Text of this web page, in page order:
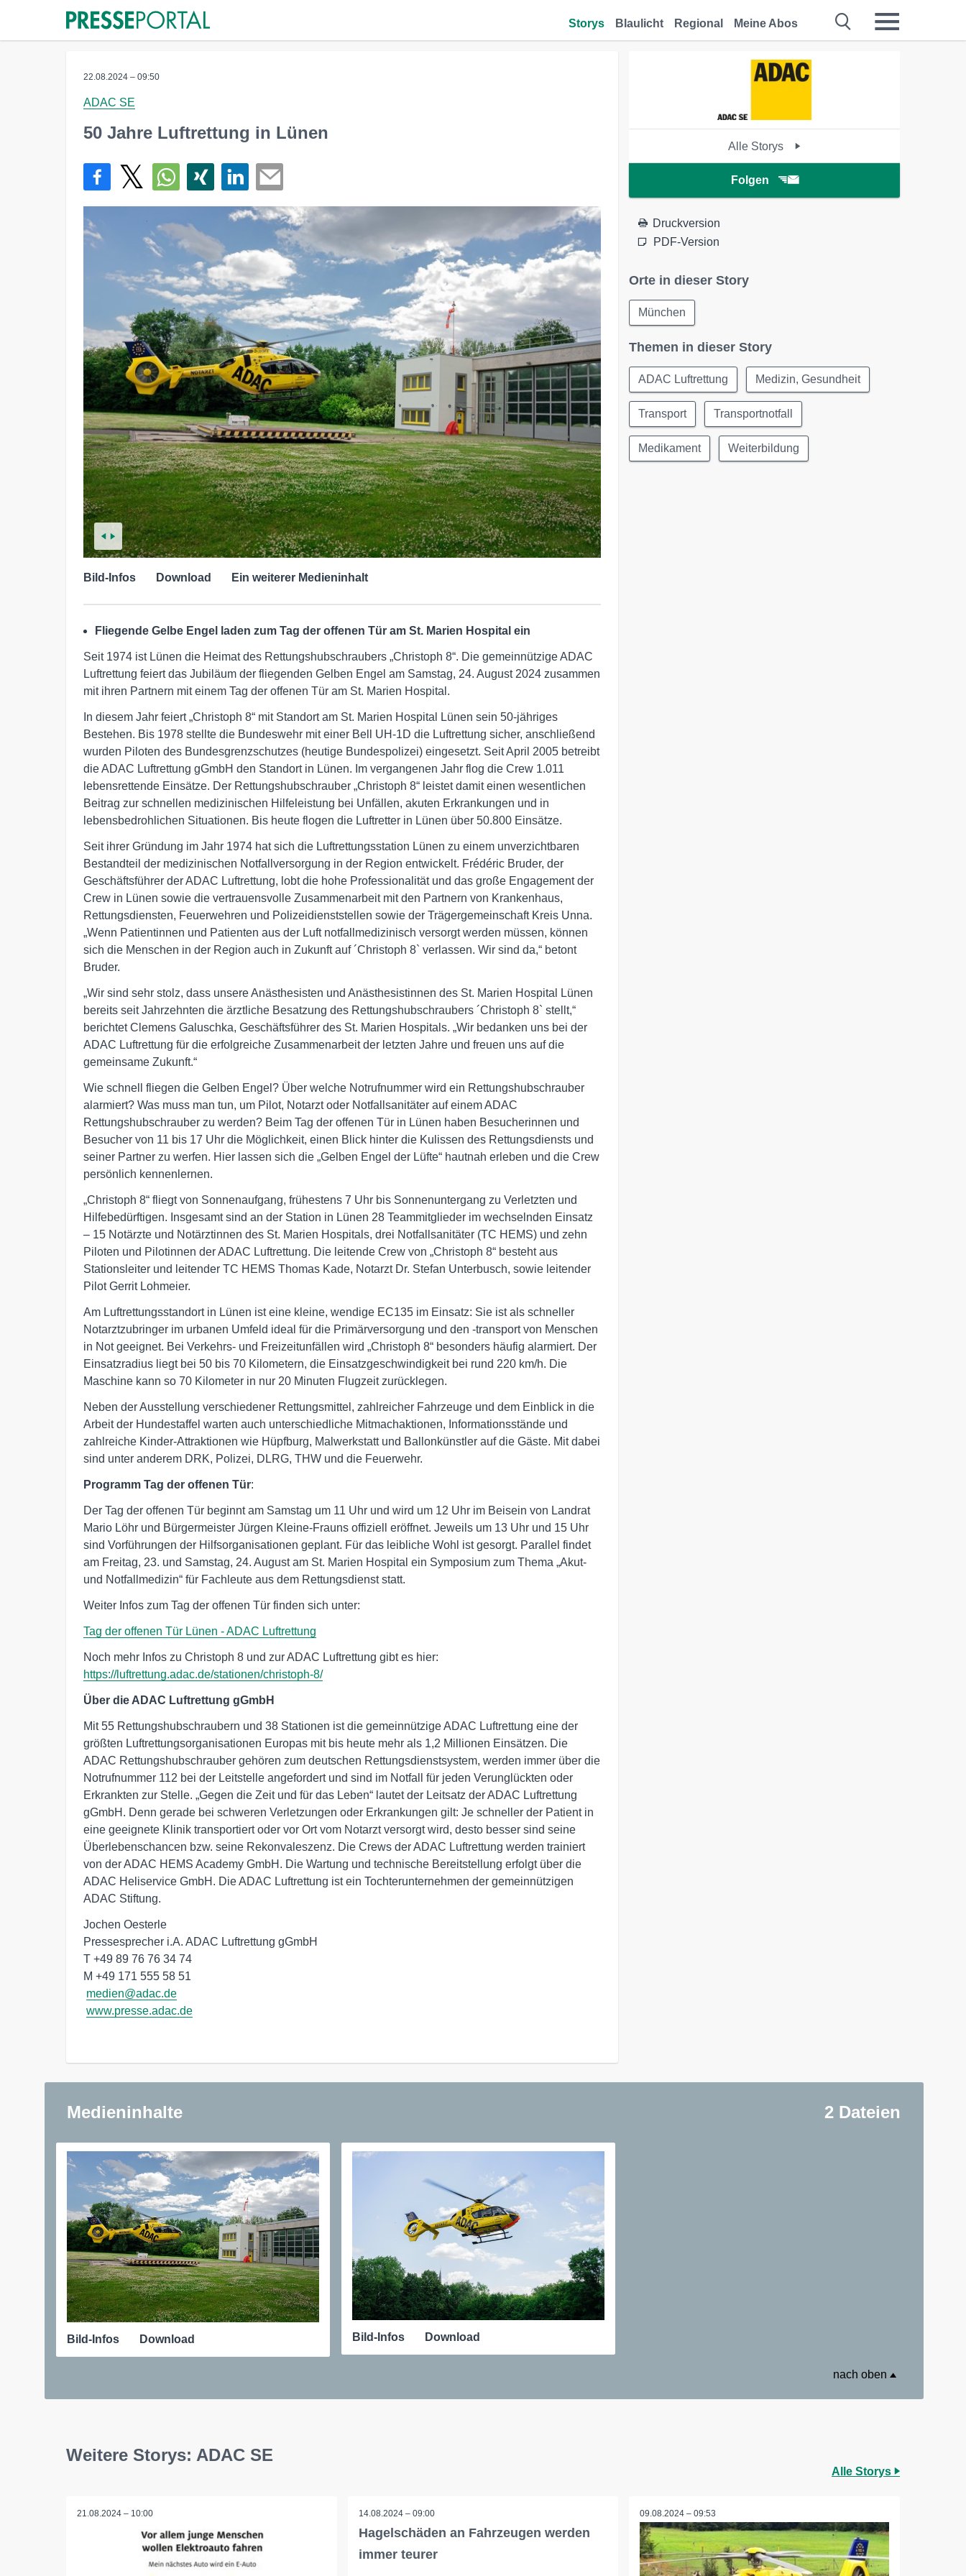
Storys Blaulicht Regional Meine Abos
22.08.2024 – 09:50
ADAC SE
50 Jahre Luftrettung in Lünen
Bild-Infos Download Ein weiterer Medieninhalt
Fliegende Gelbe Engel laden zum Tag der offenen Tür am St. Marien Hospital ein
Seit 1974 ist Lünen die Heimat des Rettungshubschraubers „Christoph 8“. Die gemeinnützige ADAC
Luftrettung feiert das Jubiläum der fliegenden Gelben Engel am Samstag, 24. August 2024 zusammen
mit ihren Partnern mit einem Tag der offenen Tür am St. Marien Hospital.
In diesem Jahr feiert „Christoph 8“ mit Standort am St. Marien Hospital Lünen sein 50-jähriges
Bestehen. Bis 1978 stellte die Bundeswehr mit einer Bell UH-1D die Luftrettung sicher, anschließend
wurden Piloten des Bundesgrenzschutzes (heutige Bundespolizei) eingesetzt. Seit April 2005 betreibt
die ADAC Luftrettung gGmbH den Standort in Lünen. Im vergangenen Jahr flog die Crew 1.011
lebensrettende Einsätze. Der Rettungshubschrauber „Christoph 8“ leistet damit einen wesentlichen
Beitrag zur schnellen medizinischen Hilfeleistung bei Unfällen, akuten Erkrankungen und in
lebensbedrohlichen Situationen. Bis heute flogen die Luftretter in Lünen über 50.800 Einsätze.
Seit ihrer Gründung im Jahr 1974 hat sich die Luftrettungsstation Lünen zu einem unverzichtbaren
Bestandteil der medizinischen Notfallversorgung in der Region entwickelt. Frédéric Bruder, der
Geschäftsführer der ADAC Luftrettung, lobt die hohe Professionalität und das große Engagement der
Crew in Lünen sowie die vertrauensvolle Zusammenarbeit mit den Partnern von Krankenhaus,
Rettungsdiensten, Feuerwehren und Polizeidienststellen sowie der Trägergemeinschaft Kreis Unna.
„Wenn Patientinnen und Patienten aus der Luft notfallmedizinisch versorgt werden müssen, können
sich die Menschen in der Region auch in Zukunft auf ´Christoph 8` verlassen. Wir sind da,“ betont
Bruder.
„Wir sind sehr stolz, dass unsere Anästhesisten und Anästhesistinnen des St. Marien Hospital Lünen
bereits seit Jahrzehnten die ärztliche Besatzung des Rettungshubschraubers ´Christoph 8` stellt,“
berichtet Clemens Galuschka, Geschäftsführer des St. Marien Hospitals. „Wir bedanken uns bei der
ADAC Luftrettung für die erfolgreiche Zusammenarbeit der letzten Jahre und freuen uns auf die
gemeinsame Zukunft.“
Wie schnell fliegen die Gelben Engel? Über welche Notrufnummer wird ein Rettungshubschrauber
alarmiert? Was muss man tun, um Pilot, Notarzt oder Notfallsanitäter auf einem ADAC
Rettungshubschrauber zu werden? Beim Tag der offenen Tür in Lünen haben Besucherinnen und
Besucher von 11 bis 17 Uhr die Möglichkeit, einen Blick hinter die Kulissen des Rettungsdiensts und
seiner Partner zu werfen. Hier lassen sich die „Gelben Engel der Lüfte“ hautnah erleben und die Crew
persönlich kennenlernen.
„Christoph 8“ fliegt von Sonnenaufgang, frühestens 7 Uhr bis Sonnenuntergang zu Verletzten und
Hilfebedürftigen. Insgesamt sind an der Station in Lünen 28 Teammitglieder im wechselnden Einsatz
– 15 Notärzte und Notärztinnen des St. Marien Hospitals, drei Notfallsanitäter (TC HEMS) und zehn
Piloten und Pilotinnen der ADAC Luftrettung. Die leitende Crew von „Christoph 8“ besteht aus
Stationsleiter und leitender TC HEMS Thomas Kade, Notarzt Dr. Stefan Unterbusch, sowie leitender
Pilot Gerrit Lohmeier.
Am Luftrettungsstandort in Lünen ist eine kleine, wendige EC135 im Einsatz: Sie ist als schneller
Notarztzubringer im urbanen Umfeld ideal für die Primärversorgung und den -transport von Menschen
in Not geeignet. Bei Verkehrs- und Freizeitunfällen wird „Christoph 8“ besonders häufig alarmiert. Der
Einsatzradius liegt bei 50 bis 70 Kilometern, die Einsatzgeschwindigkeit bei rund 220 km/h. Die
Maschine kann so 70 Kilometer in nur 20 Minuten Flugzeit zurücklegen.
Neben der Ausstellung verschiedener Rettungsmittel, zahlreicher Fahrzeuge und dem Einblick in die
Arbeit der Hundestaffel warten auch unterschiedliche Mitmachaktionen, Informationsstände und
zahlreiche Kinder-Attraktionen wie Hüpfburg, Malwerkstatt und Ballonkünstler auf die Gäste. Mit dabei
sind unter anderem DRK, Polizei, DLRG, THW und die Feuerwehr.
Programm Tag der offenen Tür:
Der Tag der offenen Tür beginnt am Samstag um 11 Uhr und wird um 12 Uhr im Beisein von Landrat
Mario Löhr und Bürgermeister Jürgen Kleine-Frauns offiziell eröffnet. Jeweils um 13 Uhr und 15 Uhr
sind Vorführungen der Hilfsorganisationen geplant. Für das leibliche Wohl ist gesorgt. Parallel findet
am Freitag, 23. und Samstag, 24. August am St. Marien Hospital ein Symposium zum Thema „Akut-
und Notfallmedizin“ für Fachleute aus dem Rettungsdienst statt.
Weiter Infos zum Tag der offenen Tür finden sich unter:
Tag der offenen Tür Lünen - ADAC Luftrettung
Noch mehr Infos zu Christoph 8 und zur ADAC Luftrettung gibt es hier:
https://luftrettung.adac.de/stationen/christoph-8/
Über die ADAC Luftrettung gGmbH
Mit 55 Rettungshubschraubern und 38 Stationen ist die gemeinnützige ADAC Luftrettung eine der
größten Luftrettungsorganisationen Europas mit bis heute mehr als 1,2 Millionen Einsätzen. Die
ADAC Rettungshubschrauber gehören zum deutschen Rettungsdienstsystem, werden immer über die
Notrufnummer 112 bei der Leitstelle angefordert und sind im Notfall für jeden Verunglückten oder
Erkrankten zur Stelle. „Gegen die Zeit und für das Leben“ lautet der Leitsatz der ADAC Luftrettung
gGmbH. Denn gerade bei schweren Verletzungen oder Erkrankungen gilt: Je schneller der Patient in
eine geeignete Klinik transportiert oder vor Ort vom Notarzt versorgt wird, desto besser sind seine
Überlebenschancen bzw. seine Rekonvaleszenz. Die Crews der ADAC Luftrettung werden trainiert
von der ADAC HEMS Academy GmbH. Die Wartung und technische Bereitstellung erfolgt über die
ADAC Heliservice GmbH. Die ADAC Luftrettung ist ein Tochterunternehmen der gemeinnützigen
ADAC Stiftung.
Jochen Oesterle
Pressesprecher i.A. ADAC Luftrettung gGmbH
T +49 89 76 76 34 74
M +49 171 555 58 51
medien@adac.de
www.presse.adac.de
Alle Storys
Folgen
Druckversion
PDF-Version
Orte in dieser Story
München
Themen in dieser Story
ADAC Luftrettung Medizin, Gesundheit
Transport Transportnotfall
Medikament Weiterbildung
Medieninhalte 2 Dateien
Bild-Infos Download Bild-Infos Download
nach oben
Weitere Storys: ADAC SE
Alle Storys
21.08.2024 – 10:00 14.08.2024 – 09:00
Hagelschäden an Fahrzeugen werden
immer teurer
09.08.2024 – 09:53